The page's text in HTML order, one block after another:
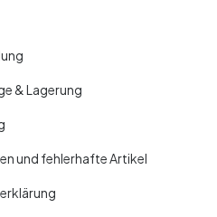
& Lagerung
und fehlerhafte Artikel